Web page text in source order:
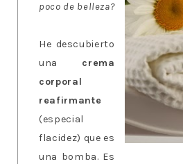
poco de belleza?
He descubierto
una crema
corporal
reafirmante
(especial
flacidez) que es
una bomba. Es